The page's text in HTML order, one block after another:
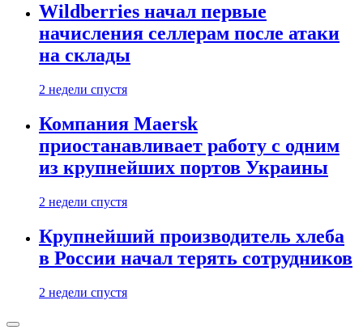
Wildberries начал первые
начисления селлерам после атаки
на склады
2 недели спустя
Компания Maersk
приостанавливает работу с одним
из крупнейших портов Украины
2 недели спустя
Крупнейший производитель хлеба
в России начал терять сотрудников
2 недели спустя